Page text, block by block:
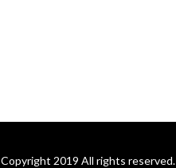
Copyright 2019 All rights reserved.